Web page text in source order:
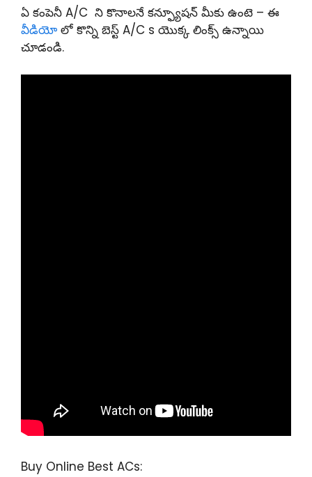
ఏ కంపెనీ A/C ని కొనాలనే కన్ఫ్యూషన్ మీకు ఉంటె – ఈ
వీడియో లో కొన్ని బెస్ట్ A/C s యొక్క లింక్స్ ఉన్నాయి
చూడండి.
Buy Online Best ACs: